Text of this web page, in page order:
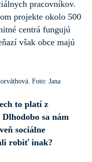
pracovníkov.
projekte okolo 500
centrá fungujú
však obce majú
Foto: Jana
to platí z
sa nám
sociálne
robiť inak?